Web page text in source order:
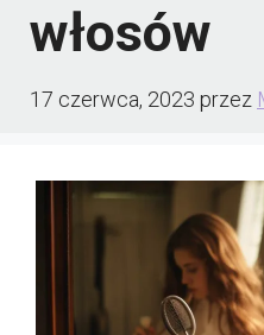
włosów
17 czerwca, 2023 przez